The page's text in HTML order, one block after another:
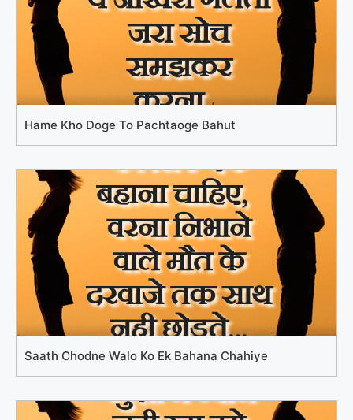
Hame Kho Doge To Pachtaoge Bahut
Saath Chodne Walo Ko Ek Bahana Chahiye